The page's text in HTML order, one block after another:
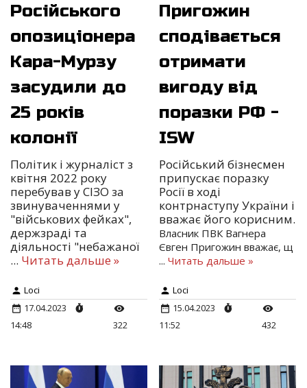
Російського
опозиціонера
Кара-Мурзу
засудили до
25 років
колонії
Політик і журналіст з
квітня 2022 року
перебував у СІЗО за
звинуваченнями у
"військових фейках",
держзраді та
діяльності "небажаної
... Читать дальше »
Loci
17.04.2023
14:48
322
Пригожин
сподівається
отримати
вигоду від
поразки РФ -
ISW
Російський бізнесмен
припускає поразку
Росії в ході
контрнаступу України і
вважає його корисним.
Власник ПВК Вагнера
Євген Пригожин вважає, щ
...Читать дальше »
Loci
15.04.2023
11:52
432